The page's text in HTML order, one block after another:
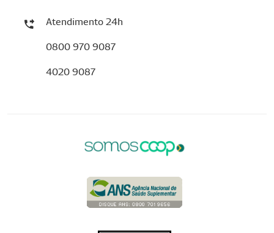
Atendimento 24h
0800 970 9087
4020 9087